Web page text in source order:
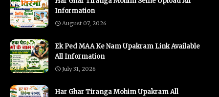
Information
August 07, 2026
Ek Ped MAA Ke Nam Upakram Link Available
All Information
July 31, 2026
Har Ghar Tiranga Mohim Upakram All